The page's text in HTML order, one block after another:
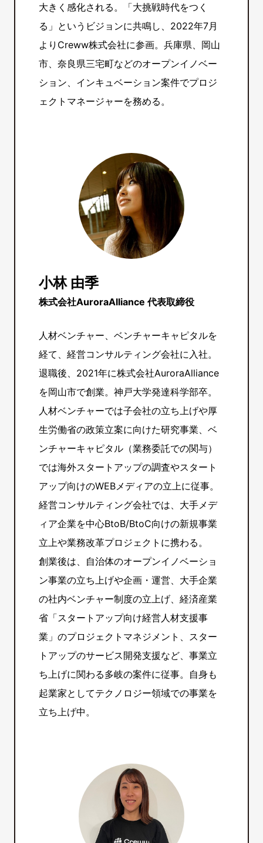
大きく感化される。「大挑戦時代をつく
る」というビジョンに共鳴し、2022年7月
よりCreww株式会社に参画。兵庫県、岡山
市、奈良県三宅町などのオープンイノベー
ション、インキュベーション案件でプロジ
ェクトマネージャーを務める。
小林 由季
株式会社AuroraAlliance 代表取締役
人材ベンチャー、ベンチャーキャピタルを
経て、経営コンサルティング会社に入社。
退職後、2021年に株式会社AuroraAlliance
を岡山市で創業。神戸大学発達科学部卒。
人材ベンチャーでは子会社の立ち上げや厚
生労働省の政策立案に向けた研究事業、ベ
ンチャーキャピタル（業務委託での関与）
では海外スタートアップの調査やスタート
アップ向けのWEBメディアの立上に従事。
経営コンサルティング会社では、大手メデ
ィア企業を中心BtoB/BtoC向けの新規事業
立上や業務改革プロジェクトに携わる。
創業後は、自治体のオープンイノベーショ
ン事業の立ち上げや企画・運営、大手企業
の社内ベンチャー制度の立上げ、経済産業
省「スタートアップ向け経営人材支援事
業」のプロジェクトマネジメント、スター
トアップのサービス開発支援など、事業立
ち上げに関わる多岐の案件に従事。自身も
起業家としてテクノロジー領域での事業を
立ち上げ中。